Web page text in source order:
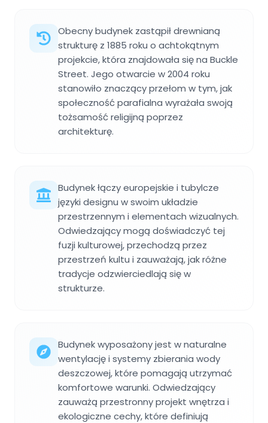
Obecny budynek zastąpił drewnianą
strukturę z 1885 roku o achtokątnym
projekcie, która znajdowała się na Buckle
Street. Jego otwarcie w 2004 roku
stanowiło znaczący przełom w tym, jak
społeczność parafialna wyrażała swoją
tożsamość religijną poprzez
architekturę.
Budynek łączy europejskie i tubylcze
języki designu w swoim układzie
przestrzennym i elementach wizualnych.
Odwiedzający mogą doświadczyć tej
fuzji kulturowej, przechodzą przez
przestrzeń kultu i zauważają, jak różne
tradycje odzwierciedlają się w
strukturze.
Budynek wyposażony jest w naturalne
wentylację i systemy zbierania wody
deszczowej, które pomagają utrzymać
komfortowe warunki. Odwiedzający
zauważą przestronny projekt wnętrza i
ekologiczne cechy, które definiują